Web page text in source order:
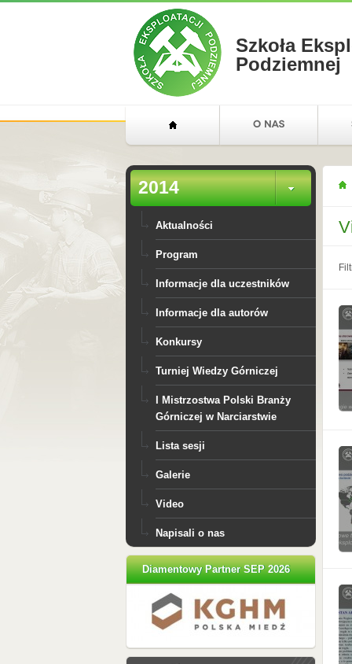
Szkoła
Podziemnej
2014
Aktualności
Program
Informacje dla uczestników
Informacje dla autorów
Konkursy
Turniej Wiedzy Górniczej
I Mistrzostwa Polski Branży
Górniczej w Narciarstwie
Lista sesji
Galerie
Video
Napisali o nas
Diamentowy Partner SEP 2026